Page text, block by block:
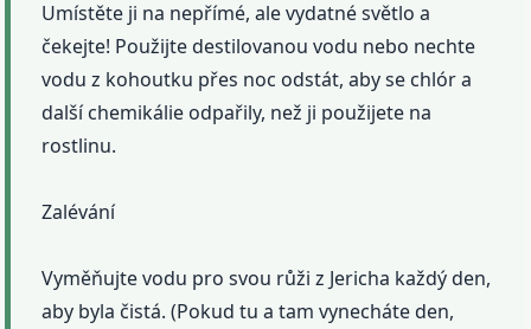
Umístěte ji na nepřímé, ale vydatné světlo a
čekejte! Použijte destilovanou vodu nebo nechte
vodu z kohoutku přes noc odstát, aby se chlór a
další chemikálie odpařily, než ji použijete na
rostlinu.
Zalévání
Vyměňujte vodu pro svou růži z Jericha každý den,
aby byla čistá. (Pokud tu a tam vynecháte den,